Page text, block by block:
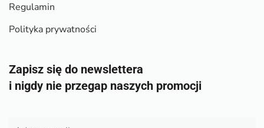
Regulamin
Polityka prywatności
Zapisz się do newslettera
i nigdy nie przegap naszych promocji